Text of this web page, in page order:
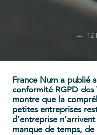
12
France Num a publié
conformité RGPD des
montre que la
petites entreprises
d’entreprise
manque de temps,